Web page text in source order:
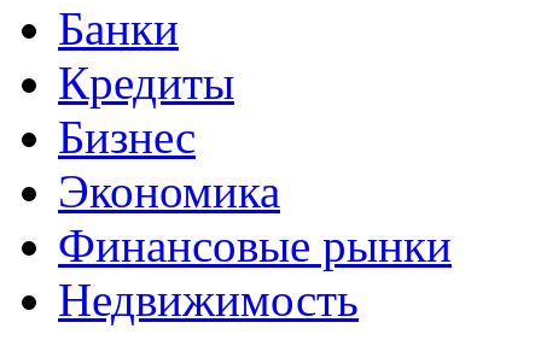
Банки
Кредиты
Бизнес
Экономика
Финансовые рынки
Недвижимость